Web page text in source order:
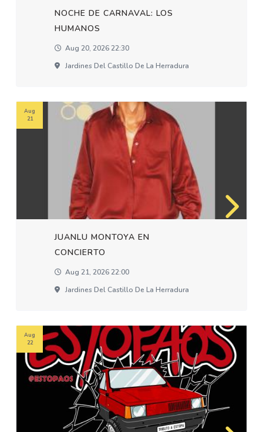
NOCHE DE CARNAVAL: LOS
HUMANOS
Aug 20, 2026 22:30
Jardines Del Castillo De La Herradura
JUANLU MONTOYA EN
CONCIERTO
Aug 21, 2026 22:00
Jardines Del Castillo De La Herradura
Aug
21
Aug
22